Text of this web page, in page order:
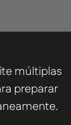
múltiplas
preparar